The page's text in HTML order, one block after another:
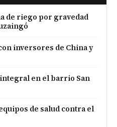
de riego por gravedad
inversores de China y
en el barrio San
de salud contra el